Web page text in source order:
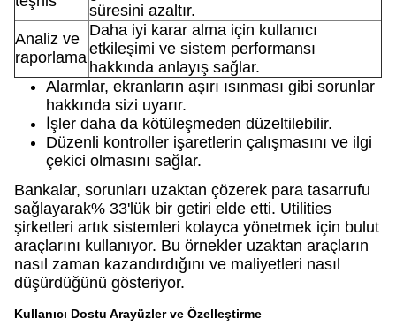
süresini azaltır.
Analiz ve
raporlama
Daha iyi karar alma için kullanıcı
etkileşimi ve sistem performansı
hakkında anlayış sağlar.
Alarmlar, ekranların aşırı ısınması gibi sorunlar
hakkında sizi uyarır.
İşler daha da kötüleşmeden düzeltilebilir.
Düzenli kontroller işaretlerin çalışmasını ve ilgi
çekici olmasını sağlar.
Bankalar, sorunları uzaktan çözerek para tasarrufu
sağlayarak% 33'lük bir getiri elde etti. Utilities
şirketleri artık sistemleri kolayca yönetmek için bulut
araçlarını kullanıyor. Bu örnekler uzaktan araçların
nasıl zaman kazandırdığını ve maliyetleri nasıl
düşürdüğünü gösteriyor.
Kullanıcı Dostu Arayüzler ve Özelleştirme